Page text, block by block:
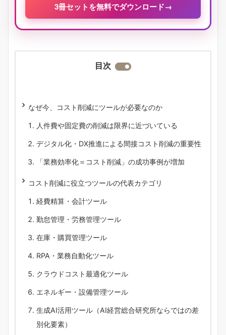
3冊セットを無料でダウンロード→
目次
なぜ今、コスト削減にツールが必要なのか
人件費や固定費の削減は限界に近づいている
デジタル化・DX推進による間接コスト削減の重要性
「業務効率化＝コスト削減」の成功事例が増加
コスト削減に役立つツールの代表カテゴリ
経費精算・会計ツール
勤怠管理・労務管理ツール
在庫・購買管理ツール
RPA・業務自動化ツール
クラウドコスト最適化ツール
エネルギー・設備管理ツール
生成AI活用ツール（AI経営総合研究所ならではの差
別化要素）